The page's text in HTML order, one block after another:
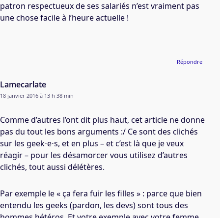
patron respectueux de ses salariés n’est vraiment pas
une chose facile à l’heure actuelle !
Lamecarlate
18 janvier 2016 à 13 h 38 min
Comme d’autres l’ont dit plus haut, cet article ne donne
pas du tout les bons arguments :/ Ce sont des clichés
sur les geek⋅e⋅s, et en plus – et c’est là que je veux
réagir – pour les désamorcer vous utilisez d’autres
clichés, tout aussi délétères.
Par exemple le « ça fera fuir les filles » : parce que bien
entendu les geeks (pardon, les devs) sont tous des
Répondre